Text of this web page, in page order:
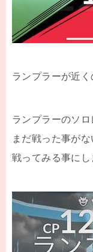
ランプラーが近く
ランプラーのソロ
まだ戦った事がな
戦ってみる事にし